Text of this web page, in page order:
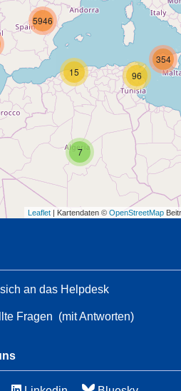
42
6
7
96
354
15
5946
Leaflet | Kartendaten © OpenStreetMap
an das Helpdesk
Fragen (mit Antworten)